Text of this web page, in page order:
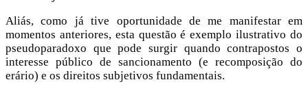
Aliás, como já tive oportunidade de me manifestar em
momentos anteriores, esta questão é exemplo ilustrativo do
pseudoparadoxo que pode surgir quando contrapostos o
interesse público de sancionamento (e recomposição do
erário) e os direitos subjetivos fundamentais.